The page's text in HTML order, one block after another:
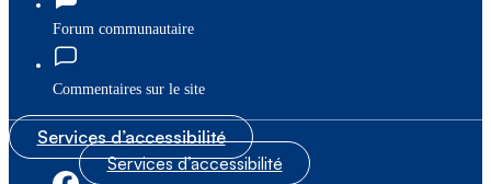
Forum communautaire
Commentaires sur le site
Services d’accessibilité
Services d’accessibilité